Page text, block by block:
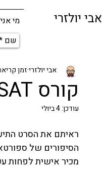
מי אבי יולזרי
קורס SAT לספורטאים
אבי יולזריזמן קריאה 2
עודכן:4 ביולי
הסיפורים של
מכיר אישית לפחות